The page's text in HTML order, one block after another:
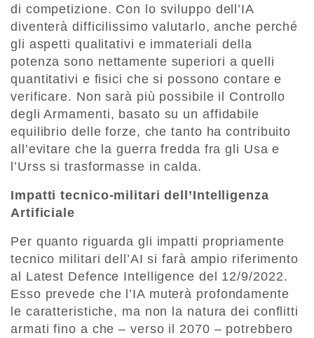
di competizione. Con lo sviluppo dell’IA
diventerà difficilissimo valutarlo, anche perché
gli aspetti qualitativi e immateriali della
potenza sono nettamente superiori a quelli
quantitativi e fisici che si possono contare e
verificare. Non sarà più possibile il Controllo
degli Armamenti, basato su un affidabile
equilibrio delle forze, che tanto ha contribuito
all’evitare che la guerra fredda fra gli Usa e
l’Urss si trasformasse in calda.
Impatti tecnico-militari dell’Intelligenza
Artificiale
Per quanto riguarda gli impatti propriamente
tecnico militari dell’AI si farà ampio riferimento
al Latest Defence Intelligence del 12/9/2022.
Esso prevede che l’IA muterà profondamente
le caratteristiche, ma non la natura dei conflitti
armati fino a che – verso il 2070 – potrebbero